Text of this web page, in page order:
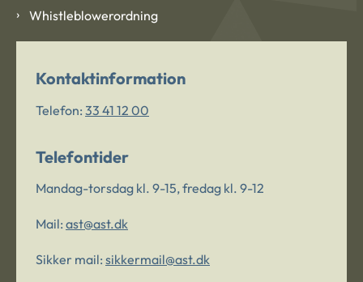
Whistleblowerordning
Kontaktinformation
Telefon: 33 41 12 00
Telefontider
Mandag-torsdag kl. 9-15, fredag kl. 9-12
Mail: ast@ast.dk
Sikker mail: sikkermail@ast.dk